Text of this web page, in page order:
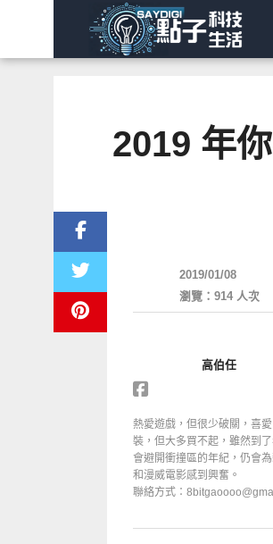
2019 年
2019/01/08
瀏覽：914 人次
高伯任
熱愛遊戲，但很少破關，喜
裝，但大多買不起，雖然到
會避開衝撞區的年紀，仍會
和漫威電影感到興奮。
聯絡方式：